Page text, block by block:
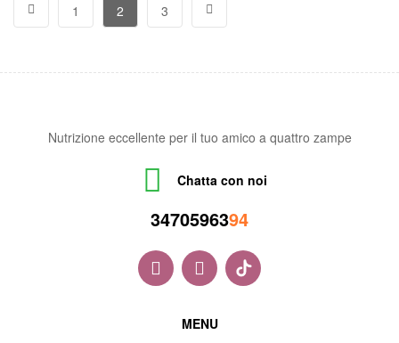
1 2 3
Nutrizione eccellente per il tuo amico a quattro zampe
Chatta con noi
3470596394
MENU